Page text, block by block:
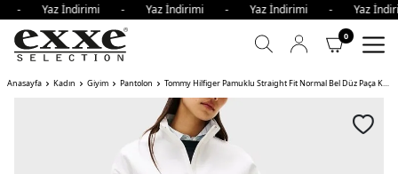
- Yaz İndirimi - Yaz İndirimi - Yaz İndirimi -
0
Anasayfa Kadın Giyim Pantolon Tommy Hilfiger Pamuklu Straight Fit Normal Bel Düz Paça Kadın Pantolon